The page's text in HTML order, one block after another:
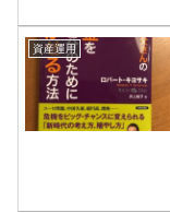
資産運用